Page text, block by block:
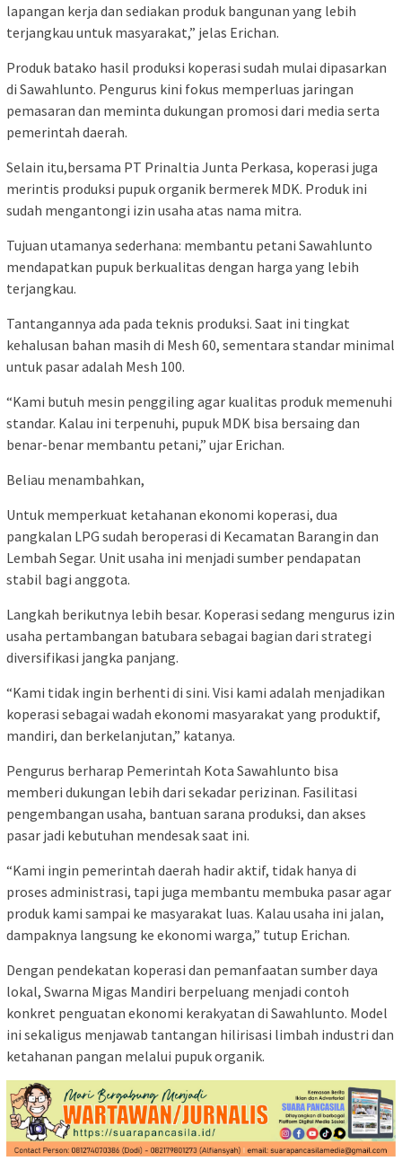
lapangan kerja dan sediakan produk bangunan yang lebih
terjangkau untuk masyarakat,” jelas Erichan.
Produk batako hasil produksi koperasi sudah mulai dipasarkan
di Sawahlunto. Pengurus kini fokus memperluas jaringan
pemasaran dan meminta dukungan promosi dari media serta
pemerintah daerah.
Selain itu,bersama PT Prinaltia Junta Perkasa, koperasi juga
merintis produksi pupuk organik bermerek MDK. Produk ini
sudah mengantongi izin usaha atas nama mitra.
Tujuan utamanya sederhana: membantu petani Sawahlunto
mendapatkan pupuk berkualitas dengan harga yang lebih
terjangkau.
Tantangannya ada pada teknis produksi. Saat ini tingkat
kehalusan bahan masih di Mesh 60, sementara standar minimal
untuk pasar adalah Mesh 100.
“Kami butuh mesin penggiling agar kualitas produk memenuhi
standar. Kalau ini terpenuhi, pupuk MDK bisa bersaing dan
benar-benar membantu petani,” ujar Erichan.
Beliau menambahkan,
Untuk memperkuat ketahanan ekonomi koperasi, dua
pangkalan LPG sudah beroperasi di Kecamatan Barangin dan
Lembah Segar. Unit usaha ini menjadi sumber pendapatan
stabil bagi anggota.
Langkah berikutnya lebih besar. Koperasi sedang mengurus izin
usaha pertambangan batubara sebagai bagian dari strategi
diversifikasi jangka panjang.
“Kami tidak ingin berhenti di sini. Visi kami adalah menjadikan
koperasi sebagai wadah ekonomi masyarakat yang produktif,
mandiri, dan berkelanjutan,” katanya.
Pengurus berharap Pemerintah Kota Sawahlunto bisa
memberi dukungan lebih dari sekadar perizinan. Fasilitasi
pengembangan usaha, bantuan sarana produksi, dan akses
pasar jadi kebutuhan mendesak saat ini.
“Kami ingin pemerintah daerah hadir aktif, tidak hanya di
proses administrasi, tapi juga membantu membuka pasar agar
produk kami sampai ke masyarakat luas. Kalau usaha ini jalan,
dampaknya langsung ke ekonomi warga,” tutup Erichan.
Dengan pendekatan koperasi dan pemanfaatan sumber daya
lokal, Swarna Migas Mandiri berpeluang menjadi contoh
konkret penguatan ekonomi kerakyatan di Sawahlunto. Model
ini sekaligus menjawab tantangan hilirisasi limbah industri dan
ketahanan pangan melalui pupuk organik.